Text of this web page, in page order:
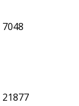
7048
21877